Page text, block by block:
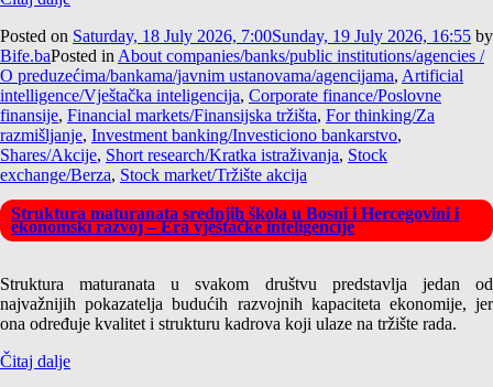
Posted on Saturday, 18 July 2026, 7:00Sunday, 19 July 2026, 16:55 by
Bife.baPosted in About companies/banks/public institutions/agencies /
O preduzećima/bankama/javnim ustanovama/agencijama, Artificial
intelligence/Vještačka inteligencija, Corporate finance/Poslovne
finansije, Financial markets/Finansijska tržišta, For thinking/Za
razmišljanje, Investment banking/Investiciono bankarstvo,
Shares/Akcije, Short research/Kratka istraživanja, Stock
exchange/Berza, Stock market/Tržište akcija
Struktura maturanata srednjih škola u Bosni i Hercegovini i
ekonomski razvoj – Era vještačke inteligencije
Struktura maturanata u svakom društvu predstavlja jedan od
najvažnijih pokazatelja budućih razvojnih kapaciteta ekonomije, jer
ona određuje kvalitet i strukturu kadrova koji ulaze na tržište rada.
Čitaj dalje